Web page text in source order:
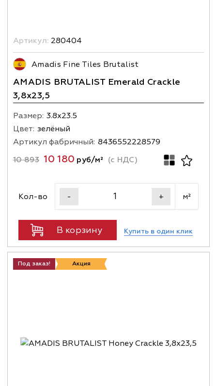
Артикул: 280404
Amadis Fine Tiles Brutalist
AMADIS BRUTALIST Emerald Crackle
3,8х23,5
Размер: 3.8х23.5
Цвет: зелёный
Артикул фабричный: 8436552228579
10 893 10 180 руб/м² (с НДС)
Кол-во - + м²
В корзину Купить в один клик
Под заказ! Акция